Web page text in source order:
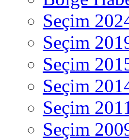
Seçim
Seçim
Seçim
Seçim
Seçim 2011
Seçim